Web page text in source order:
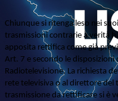
Chiunque si ritenga leso nei
trasmissioni contrarie a verità
apposita rettifica come già
Art. 7 e secondo le
Radiotelevisione. La richiesta
rete televisiva o al direttore del
trasmissione da rettificare si è